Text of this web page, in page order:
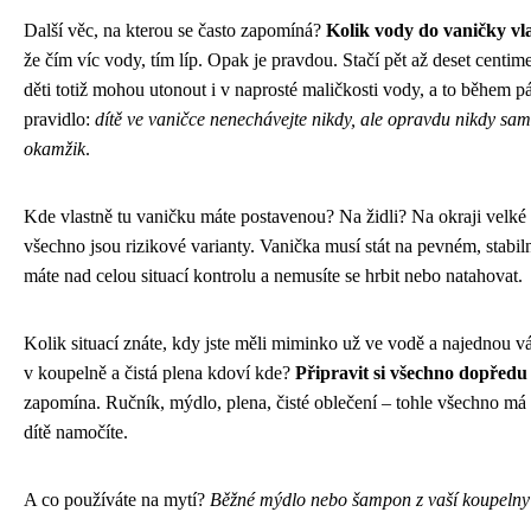
Další věc, na kterou se často zapomíná? Kolik vody do vaničky
že čím víc vody, tím líp. Opak je pravdou. Stačí pět až deset
děti totiž mohou utonout i v naprosté maličkosti vody, a to během
pravidlo: dítě ve vaničce nenechávejte nikdy, ale opravdu nikdy
okamžik.
Kde vlastně tu vaničku máte postavenou? Na židli? Na okraji
všechno jsou rizikové varianty. Vanička musí stát na pevném,
máte nad celou situací kontrolu a nemusíte se hrbit nebo natahovat.
Kolik situací znáte, kdy jste měli miminko už ve vodě a najednou
v koupelně a čistá plena kdoví kde? Připravit si všechno dopředu
zapomína. Ručník, mýdlo, plena, čisté oblečení – tohle všechno
dítě namočíte.
A co používáte na mytí? Běžné mýdlo nebo šampon z vaší